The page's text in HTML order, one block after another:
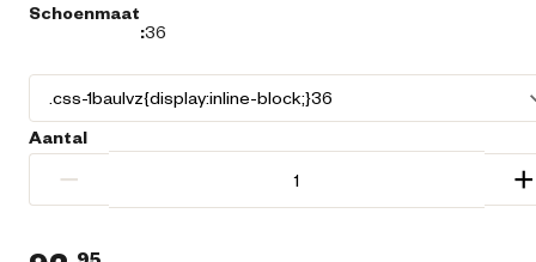
Schoenmaat
:36
Aantal
− +